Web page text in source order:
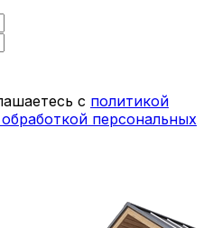
с политикой
персональных